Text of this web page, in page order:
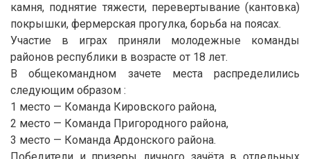
камня, поднятие тяжести, перевертывание (кантовка)
покрышки, фермерская прогулка, борьба на поясах.
Участие в играх приняли молодежные команды
районов республики в возрасте от 18 лет.
В общекомандном зачете места распределились
следующим образом :
1 место — Команда Кировского района,
2 место — Команда Пригородного района,
3 место — Команда Ардонского района.